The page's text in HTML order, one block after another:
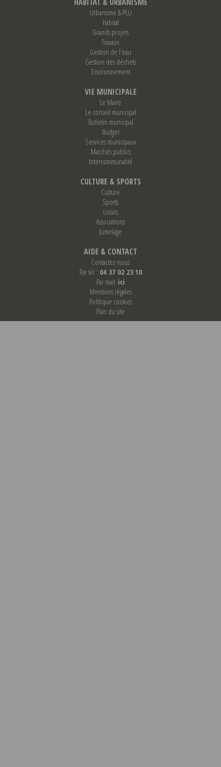
Urbanisme & PLU
Habitat
Grands projets
Travaux
Gestion de l'eau
Gestion des déchets
Environnement
VIE MUNICIPALE
Le Maire
Le conseil municipal
Bulletin municipal
Budget
Services municipaux
Marchés publics
Intercommunalité
CULTURE & SPORTS
Culture
Sports
Loisirs
Associations
Jumelage
AIDE & CONTACT
Contactez-nous
Par tél : 04 37 02 23 10
Par mail: ici
Mentions légales
Politique cookies
Plan du site